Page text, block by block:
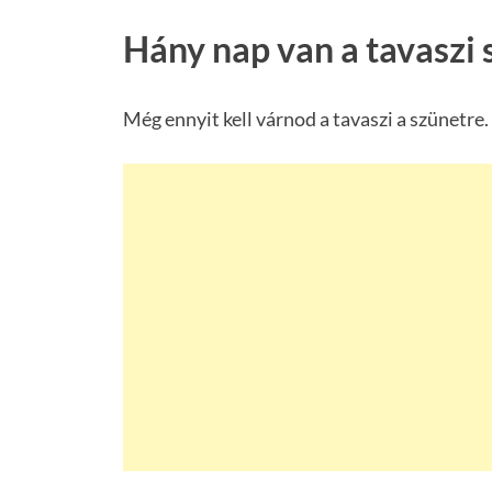
Hány nap van a tavaszi
Még ennyit kell várnod a tavaszi a szünetre.